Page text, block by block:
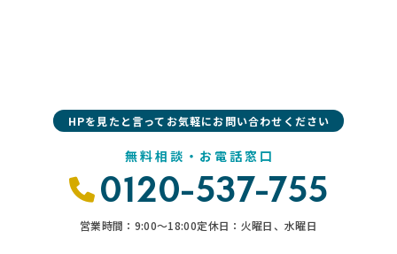
HPを見たと言ってお気軽にお問い合わせください
無料相談・お電話窓口
0120-537-755
営業時間：9:00〜18:00定休日：火曜日、水曜日